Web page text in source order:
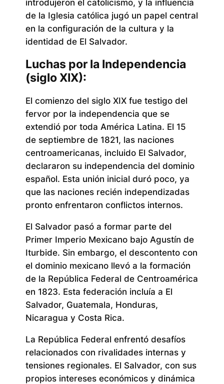
introdujeron el catolicismo, y la influencia
de la Iglesia católica jugó un papel central
en la configuración de la cultura y la
identidad de El Salvador.
Luchas por la Independencia
(siglo XIX):
El comienzo del siglo XIX fue testigo del
fervor por la independencia que se
extendió por toda América Latina. El 15
de septiembre de 1821, las naciones
centroamericanas, incluido El Salvador,
declararon su independencia del dominio
español. Esta unión inicial duró poco, ya
que las naciones recién independizadas
pronto enfrentaron conflictos internos.
El Salvador pasó a formar parte del
Primer Imperio Mexicano bajo Agustín de
Iturbide. Sin embargo, el descontento con
el dominio mexicano llevó a la formación
de la República Federal de Centroamérica
en 1823. Esta federación incluía a El
Salvador, Guatemala, Honduras,
Nicaragua y Costa Rica.
La República Federal enfrentó desafíos
relacionados con rivalidades internas y
tensiones regionales. El Salvador, con sus
propios intereses económicos y dinámica